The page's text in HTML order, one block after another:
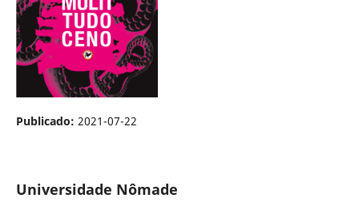
Publicado: 2021-07-22
Universidade Nômade